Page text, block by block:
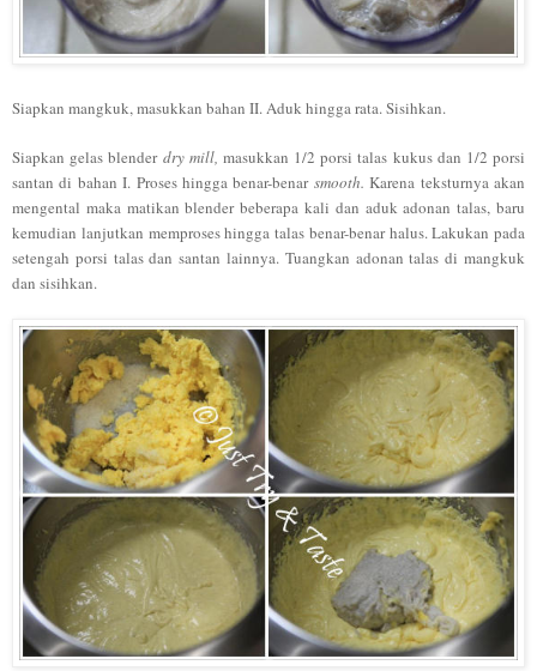
Siapkan mangkuk, masukkan bahan II. Aduk hingga rata. Sisihkan.
Siapkan gelas blender dry mill, masukkan 1/2 porsi talas kukus dan 1/2 porsi
santan di bahan I. Proses hingga benar-benarsmooth. Karena teksturnya akan
mengental maka matikan blender beberapa kali dan aduk adonan talas, baru
kemudian lanjutkan memproses hingga talas benar-benar halus. Lakukan pada
setengah porsi talas dan santan lainnya. Tuangkan adonan talas di mangkuk
dan sisihkan.